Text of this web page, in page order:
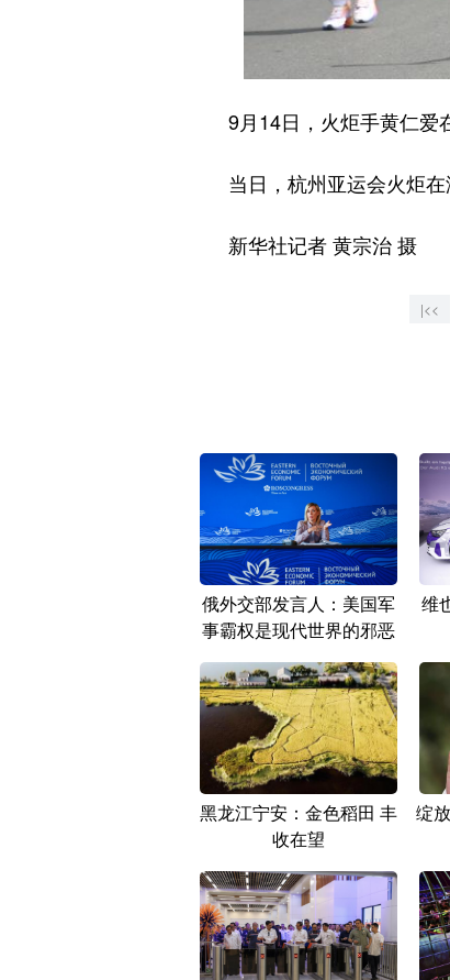
9月14日，火炬手黄仁爱在
当日，杭州亚运会火炬在
新华社记者 黄宗治 摄
|<<
俄外交部发言人：美国军
事霸权是现代世界的邪恶
维
黑龙江宁安：金色稻田 丰
收在望
绽